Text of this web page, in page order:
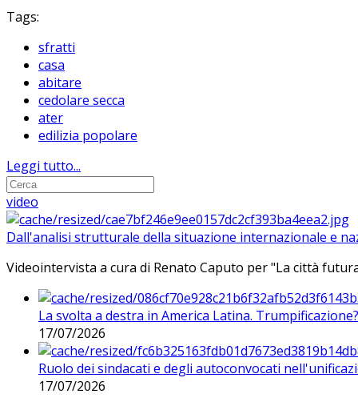
Tags:
sfratti
casa
abitare
cedolare secca
ater
edilizia popolare
Leggi tutto...
video
Dall'analisi strutturale della situazione internazionale e
Videointervista a cura di Renato Caputo per "La città
La svolta a destra in America Latina. Trumpificazione?
17/07/2026
Ruolo dei sindacati e degli autoconvocati
17/07/2026